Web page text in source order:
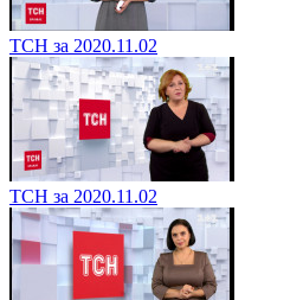
ТСН за 2020.11.02
ТСН за 2020.11.02